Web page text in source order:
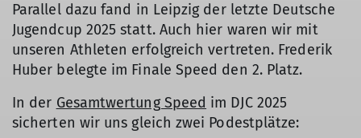
Parallel dazu fand in Leipzig der letzte Deutsche
Jugendcup 2025 statt. Auch hier waren wir mit
unseren Athleten erfolgreich vertreten. Frederik
Huber belegte im Finale Speed den 2. Platz.
In der Gesamtwertung Speed im DJC 2025
sicherten wir uns gleich zwei Podestplätze: